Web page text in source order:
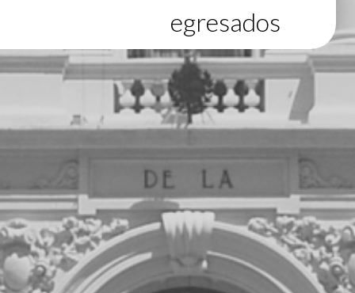
egresados